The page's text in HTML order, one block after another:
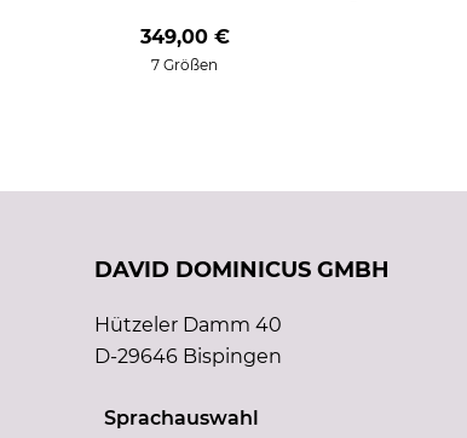
349,00 €
7 Größen
DAVID DOMINICUS GMBH
Hützeler Damm 40
D-29646 Bispingen
Sprachauswahl